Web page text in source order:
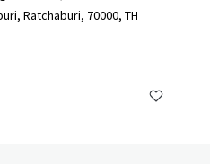
Ratchaburi, 70000, TH